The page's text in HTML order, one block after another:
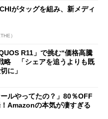
がタッグを組み、新メディ
）
R11」で挑む“価格高騰
略 「シェアを追うよりも既
に」
ールやってたの？」80％OFF
Amazonの本気が凄すぎる